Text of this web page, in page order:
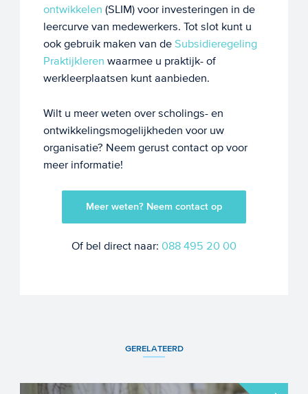
ontwikkelen (SLIM) voor investeringen in de
leercurve van medewerkers. Tot slot kunt u
ook gebruik maken van de Subsidieregeling
Praktijkleren waarmee u praktijk- of
werkleerplaatsen kunt aanbieden.
Wilt u meer weten over scholings- en
ontwikkelingsmogelijkheden voor uw
organisatie? Neem gerust contact op voor
meer informatie!
Meer weten? Neem contact op
Of bel direct naar: 088 495 20 00
GERELATEERD